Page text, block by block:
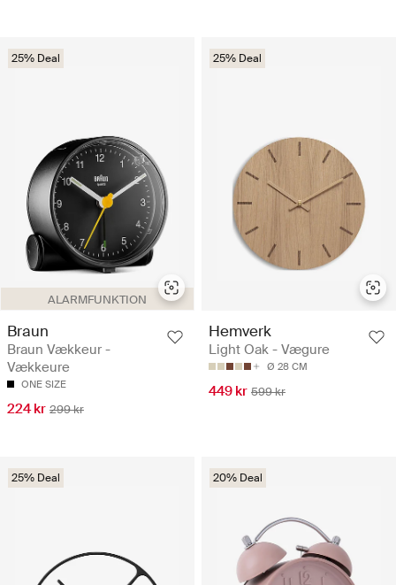
ALARMFUNKTION
25% Deal
Braun
Braun Vækkeur -
Vækkeure
ONE SIZE
224 kr 299 kr
25% Deal
Hemverk
Light Oak - Vægure
Ø 28 CM
449 kr 599 kr
25% Deal 20% Deal